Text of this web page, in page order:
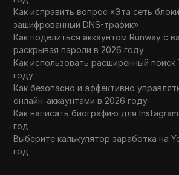
Как исправить вопрос «Эта сеть
зашифрованный DNS-трафик»
Как поделиться аккаунтом Runway с
раскрывая пароли в 2026 году
Как использовать расширенный
году
Как безопасно и эффективно
онлайн-аккаунтами в 2026 году
Как написать биографию для
год
Выберите калькулятор заработка на
год